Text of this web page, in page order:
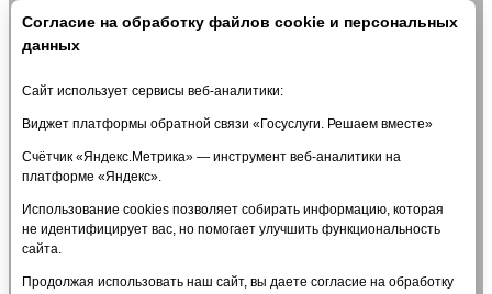
Документы
Образование
Педагогический состав
Материально-техническое обеспечение и
оснащенность образовательного процесса.
Стипендии и меры поддержки обучающихся
Платные образовательные услуги
Финансово-хозяйственная деятельность
Вакантные места для приема (перевода)
обучающихся
Организация питания в образовательной
Согласие на обработку файлов cookie и персональных
данных
Сайт использует сервисы веб-аналитики:
Виджет платформы обратной связи «Госуслуги. Решаем вместе»
Счётчик «Яндекс.Метрика» — инструмент веб-аналитики на
платформе «Яндекс».
Использование cookies позволяет собирать информацию, которая
не идентифицирует вас, но помогает улучшить функциональность
сайта.
Продолжая использовать наш сайт, вы даете согласие на обработку